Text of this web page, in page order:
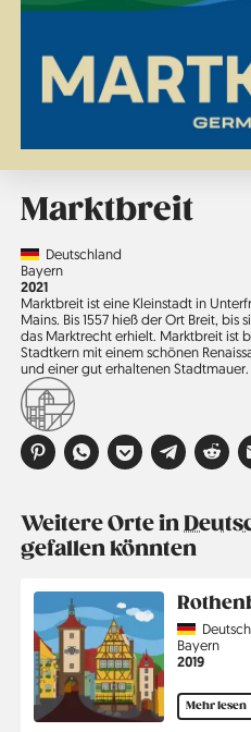
Marktbreit
CountryDeutschland
Region
Bayern
Jahr
2021
Marktbreit ist eine Kleinstadt in
Mains. Bis 1557 hieß der Ort Breit, bis
das Marktrecht erhielt. Marktbreit ist
Stadtkern mit einem schönen
und einer gut erhaltenen Stadtmauer.
Weitere Orte in
gefallen könnten
Country
Region
Bayern
Jahr
2019
Mehr lesen